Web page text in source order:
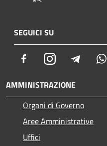
SEGUICI SU
FacebookInstagram Telegram
AMMINISTRAZIONE
Organi di Governo
Aree Amministrative
Uffici